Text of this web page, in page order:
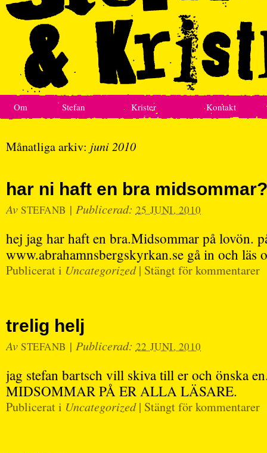
Om Stefan Krister Kontakt
Månatliga arkiv: juni 2010
har ni haft en bra midsommar?
Av STEFANB | Publicerad: 25 JUNI, 2010
hej jag har haft en bra.Midsommar på lovön.
www.abrahamnsbergskyrkan.se gå in och läs
Publicerat i Uncategorized | Stängt för kommentarer
trelig helj
Av STEFANB | Publicerad: 22 JUNI, 2010
jag stefan bartsch vill skiva till er och önska
MIDSOMMAR PÅ ER ALLA LÄSARE.
Publicerat i Uncategorized | Stängt för kommentarer